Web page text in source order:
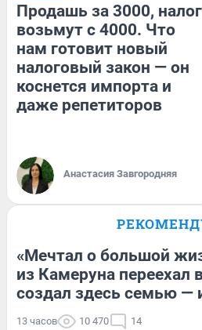
Продашь за 3000, налог
возьмут с 4000. Что
нам готовит новый
налоговый закон — он
коснется импорта и
даже репетиторов
Анастасия Завгородняя
«Мечтал о большой
из Камеруна переехал
создал здесь семью —
13 часов 10 470 14